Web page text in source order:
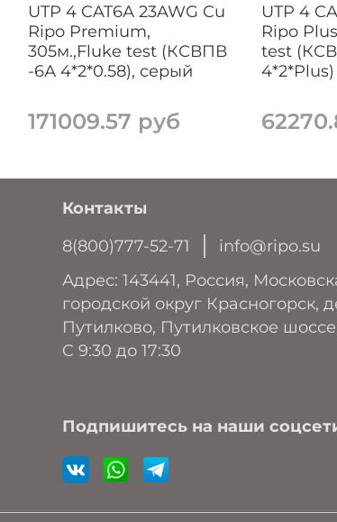
UTP 4 CAT6А 23AWG Cu
Ripo Premium,
305м.,Fluke test (КСВПВ
-6А 4*2*0.58), серый
171009.57 руб
UTP 4
Ripo
test
Контакты
8(800)777-52-71
info@ripo.su
Адрес: 143441, Россия,
городской округ Красногорск,
Путилково, Путилковское
C 9:30 до 17:30
Подпишитесь на наши